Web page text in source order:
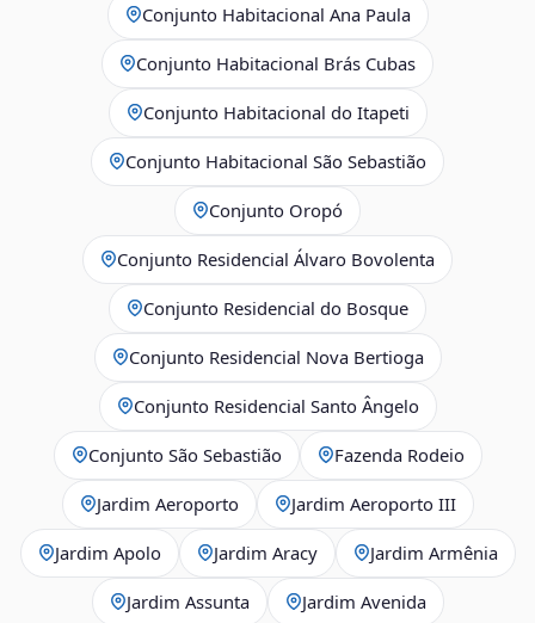
Conjunto Habitacional Ana Paula
Conjunto Habitacional Brás Cubas
Conjunto Habitacional do Itapeti
Conjunto Habitacional São Sebastião
Conjunto Oropó
Conjunto Residencial Álvaro Bovolenta
Conjunto Residencial do Bosque
Conjunto Residencial Nova Bertioga
Conjunto Residencial Santo Ângelo
Conjunto São Sebastião Fazenda Rodeio
Jardim Aeroporto Jardim Aeroporto III
Jardim Apolo Jardim Aracy Jardim Armênia
Jardim Assunta Jardim Avenida